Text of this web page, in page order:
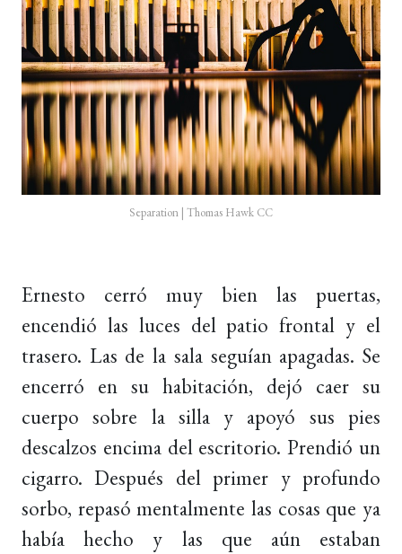
Separation | Thomas Hawk CC
Ernesto cerró muy bien las puertas,
encendió las luces del patio frontal y el
trasero. Las de la sala seguían apagadas. Se
encerró en su habitación, dejó caer su
cuerpo sobre la silla y apoyó sus pies
descalzos encima del escritorio. Prendió un
cigarro. Después del primer y profundo
sorbo, repasó mentalmente las cosas que ya
había hecho y las que aún estaban